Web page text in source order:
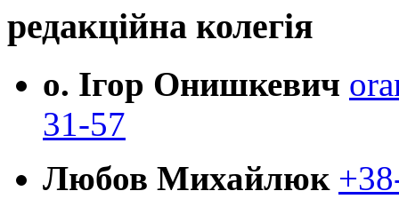
редакційна колегія
о. Ігор Онишкевич
31-57
Любов Михайлюк